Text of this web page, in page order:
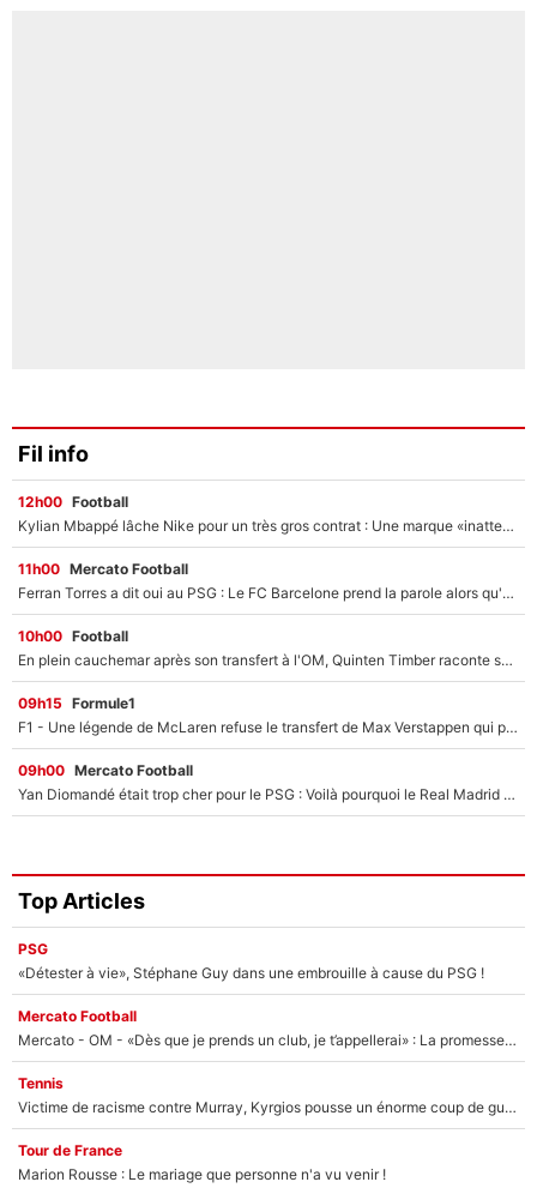
Fil info
12h00 Football
Kylian Mbappé lâche Nike pour un très gros contrat : Une marque «inattendue» va frapper très fort
11h00 Mercato Football
Ferran Torres a dit oui au PSG : Le FC Barcelone prend la parole alors qu'un transfert de l'attaquant espagnol prend forme
10h00 Football
En plein cauchemar après son transfert à l'OM, Quinten Timber raconte ses doutes après sa signature à Marseille
09h15 Formule1
F1 - Une légende de McLaren refuse le transfert de Max Verstappen qui pourrait «faire des vagues» et plomber l'ambiance dans l'équipe
09h00 Mercato Football
Yan Diomandé était trop cher pour le PSG : Voilà pourquoi le Real Madrid a accepté de payer la somme record de 140M€ pour boucler son transfert !
Top Articles
PSG
«Détester à vie», Stéphane Guy dans une embrouille à cause du PSG !
Mercato Football
Mercato - OM - «Dès que je prends un club, je t’appellerai» : La promesse de Marcelino au moment de claquer la porte
Tennis
Victime de racisme contre Murray, Kyrgios pousse un énorme coup de gueule !
Tour de France
Marion Rousse : Le mariage que personne n'a vu venir !